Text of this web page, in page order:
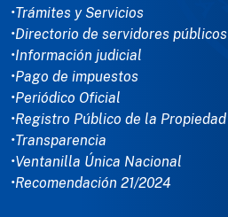
•Trámites y Servicios
•Directorio de servidores públicos
•Información judicial
•Pago de impuestos
•Periódico Oficial
•Registro Público de la Propiedad
•Transparencia
•Ventanilla Única Nacional
•Recomendación 21/2024